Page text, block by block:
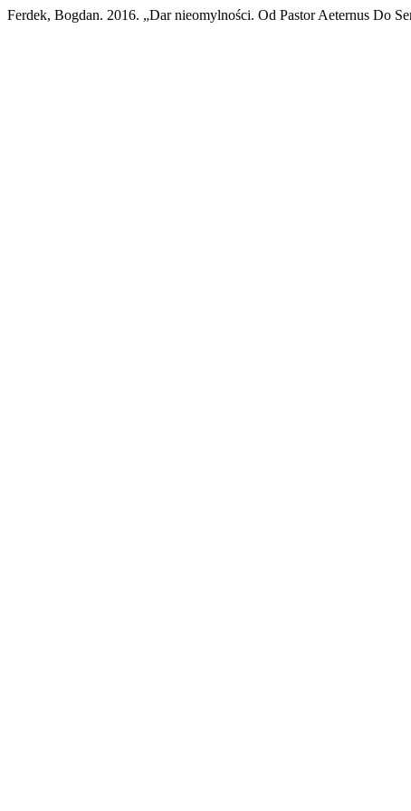
Ferdek, Bogdan. 2016. „Dar nieomylności. Od Pastor Aeternus Do